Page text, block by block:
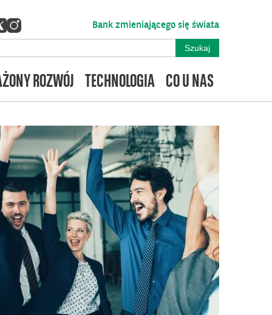
Bank zmieniającego się świata
ROZWÓJ TECHNOLOGIA CO U NAS